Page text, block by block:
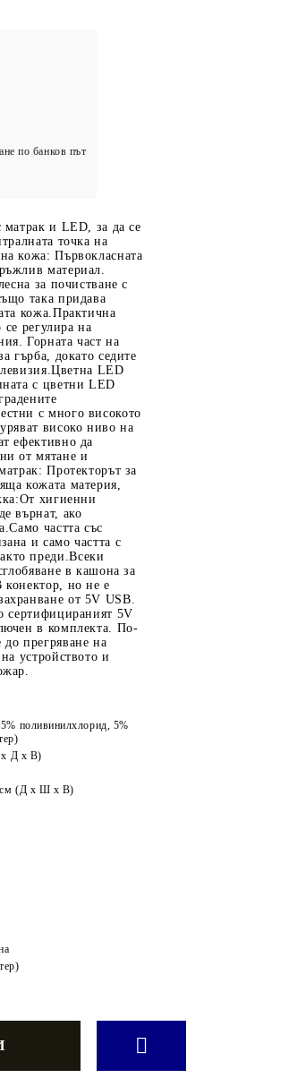
по банков път
матрак и LED, за да се
точка на
кожа: Първокласната
материал.
за почистване с
така придава
кожа.Практична
се регулира на
Горната част на
гърба, докато седите
LED
с цветни LED
с много високото
високо ниво на
ефективно да
от мятане и
Протекторът за
кожата материя,
хигиенни
върнат, ако
частта със
и само частта с
преди.Всеки
в кашона за
конектор, но не е
от 5V USB.
сертифицираният 5V
в комплекта. По-
прегряване на
устройството и
поливинилхлорид, 5%
Д x В)
см (Д x Ш x В)